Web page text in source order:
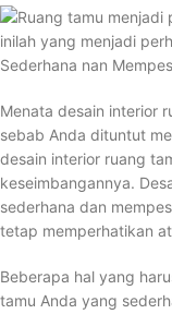
Menata desain interior
sebab Anda dituntut
desain interior ruang
keseimbangannya.
sederhana dan
tetap memperhatikan
Beberapa hal yang
tamu Anda yang